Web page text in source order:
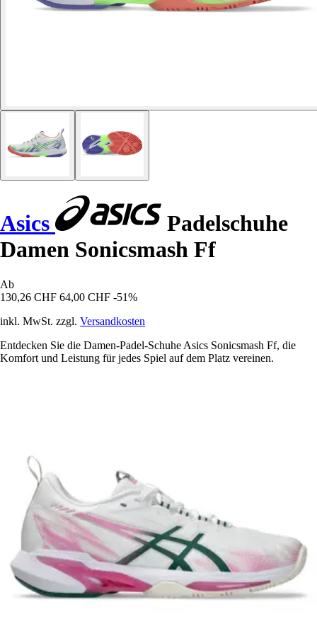
Asics
Padelschuhe
Damen Sonicsmash Ff
Ab
130,26 CHF 64,00 CHF -51%
inkl. MwSt. zzgl. Versandkosten
Entdecken Sie die Damen-Padel-Schuhe Asics Sonicsmash Ff, die
Komfort und Leistung für jedes Spiel auf dem Platz vereinen.